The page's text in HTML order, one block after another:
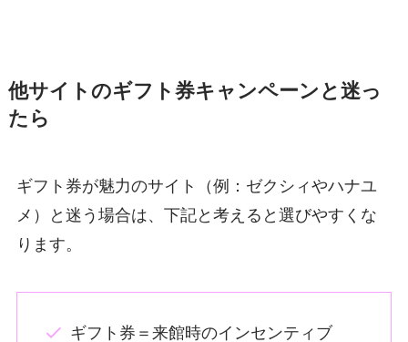
他サイトのギフト券キャンペーンと迷っ
たら
ギフト券が魅力のサイト（例：ゼクシィやハナユ
メ）と迷う場合は、下記と考えると選びやすくな
ります。
ギフト券＝来館時のインセンティブ